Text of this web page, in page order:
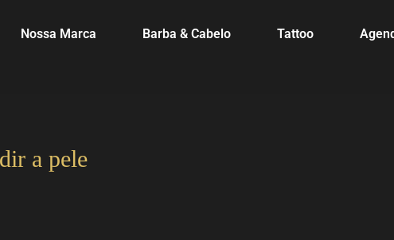
Nossa Marca Barba & Cabelo Tattoo
a pele